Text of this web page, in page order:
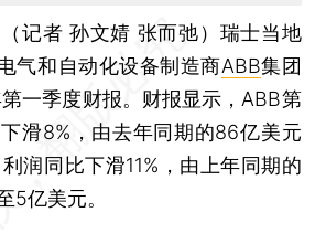
记者 孙文婧 张而弛） 瑞士当地
气和自动化设备制造商ABB集团
一季度财报。财报显示，ABB第
滑8%，由去年同期的86亿美元
润同比下滑11%，由上年同期的
5亿美元。